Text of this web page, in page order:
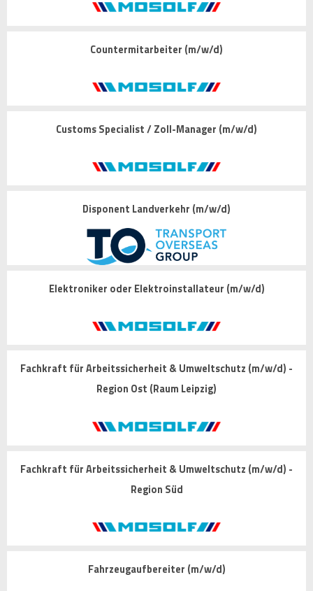
Countermitarbeiter (m/w/d)
Customs Specialist / Zoll-Manager (m/w/d)
Disponent Landverkehr (m/w/d)
Elektroniker oder Elektroinstallateur (m/w/d)
Fachkraft für Arbeitssicherheit & Umweltschutz (m/w/d) -
Region Ost (Raum Leipzig)
Fachkraft für Arbeitssicherheit & Umweltschutz (m/w/d) -
Region Süd
Fahrzeugaufbereiter (m/w/d)